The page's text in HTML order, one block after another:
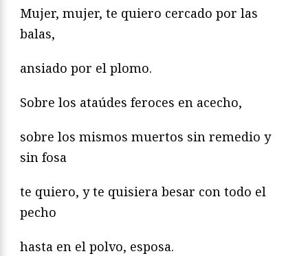
Mujer, mujer, te quiero cercado por las
balas,
ansiado por el plomo.
Sobre los ataúdes feroces en acecho,
sobre los mismos muertos sin remedio y
sin fosa
te quiero, y te quisiera besar con todo el
pecho
hasta en el polvo, esposa.